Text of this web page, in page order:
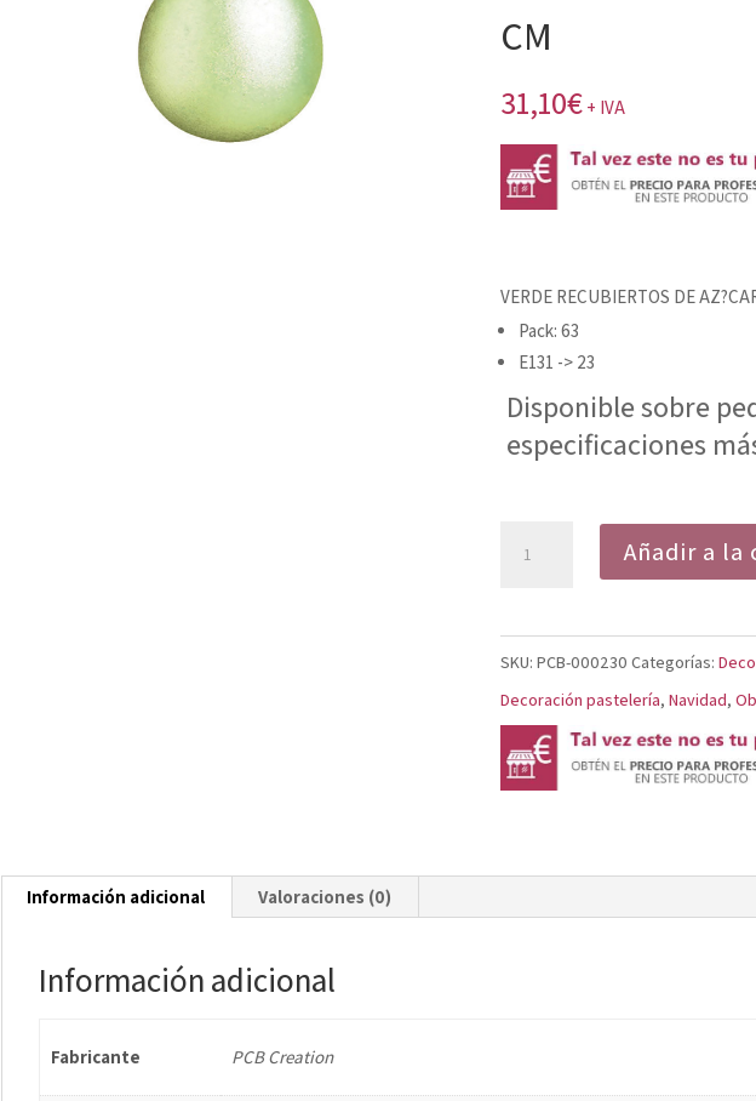
CM
31,10€ + IVA
VERDE RECUBIERTOS DE
Pack: 63
E131 -> 23
Disponible sobre
especificaciones
RECUBIERTOS
DE
CHOCOLATE
2,6
CM
Añadir a la
SKU: PCB-000230 Categorías:
Decoración pastelería, Navidad,
Información adicional Valoraciones (0)
Información adicional
Fabricante PCB Creation